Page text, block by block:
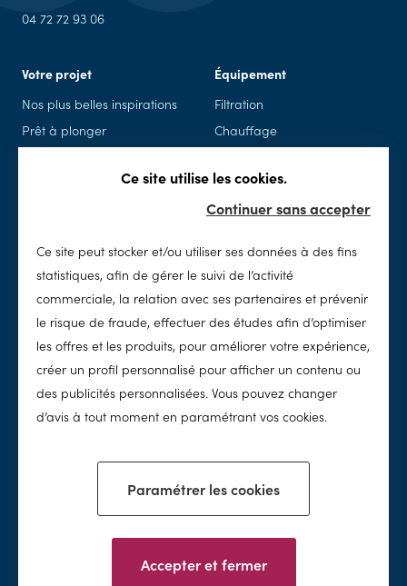
04 72 72 93 06
Votre projet
Nos plus belles inspirations
Prêt à plonger
Équipement
Filtration
Chauffage
Sécurité
Accessoires & loisirs
Entretien
Nettoyage
Chimie
Traitement de l'eau
SolidPool
Notre concept
Notre réseau
Nos valeurs
Nos conseils
Mentions légales & conditions d'utilisation
Ce site utilise les cookies.
Continuer sans accepter
Ce site peut stocker et/ou utiliser ses données à des fins
statistiques, afin de gérer le suivi de l’activité
commerciale, la relation avec ses partenaires et prévenir
le risque de fraude, effectuer des études afin d’optimiser
les offres et les produits, pour améliorer votre expérience,
créer un profil personnalisé pour afficher un contenu ou
des publicités personnalisées. Vous pouvez changer
d’avis à tout moment en paramétrant vos cookies.
Paramétrer les cookies
Accepter et fermer